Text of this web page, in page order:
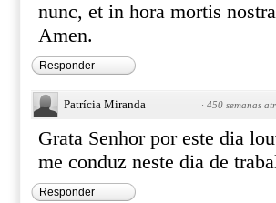
nunc, et in hora mortis
Amen.
Responder
Patrícia Miranda · 450 semanas
Grata Senhor por este dia
me conduz neste dia de
Responder